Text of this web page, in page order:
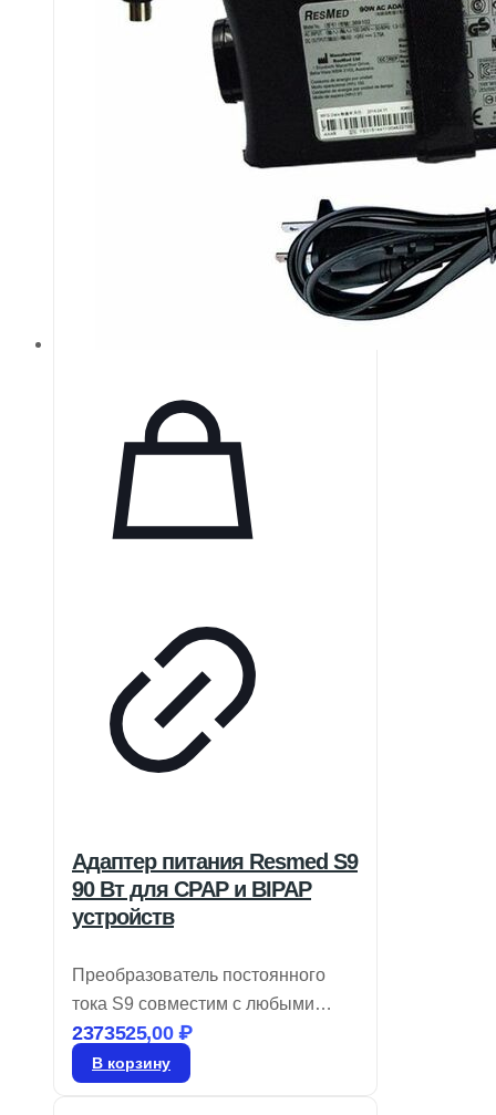
Адаптер питания Resmed S9
90 Вт для CPAP и BIPAP
устройств
Преобразователь постоянного
тока S9 совместим с любыми
устройствами CPAP, а также с
двухуровневыми моделями на
2373525,00₽
В корзину